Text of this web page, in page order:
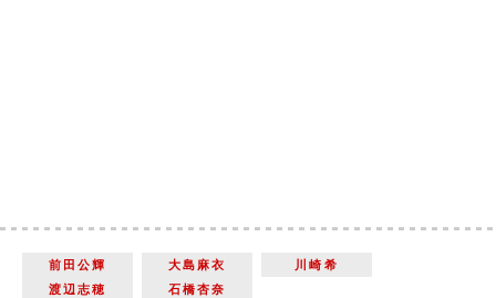
前田公輝 大島麻衣
川崎希
渡辺志穂
石橋杏奈